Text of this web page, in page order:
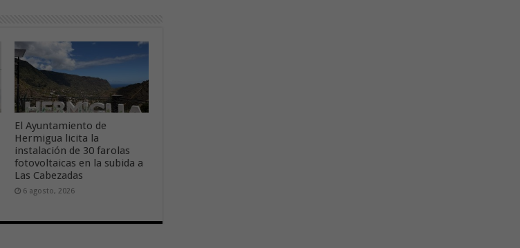
El Ayuntamiento de
Hermigua licita la
instalación de 30 farolas
fotovoltaicas en la subida a
Las Cabezadas
6 agosto, 2026